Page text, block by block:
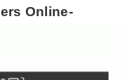
Online-